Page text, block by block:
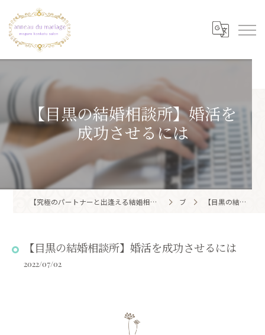
【目黒の結婚相談所】婚活を
成功させるには
【究極のパートナーと出逢える結婚相談所】目黒区・品川区で結婚相談所ならアノー・ド・マリアージュ 目黒婚活サロン ブログ 【目黒の結婚相談所】婚活を成功させるには
【目黒の結婚相談所】婚活を成功させるには
2022/07/02